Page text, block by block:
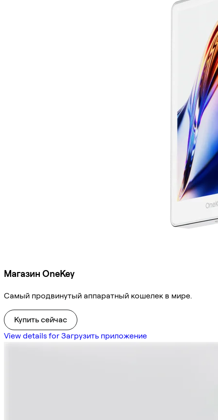
Магазин OneKey
Самый продвинутый аппаратный кошелек в мире.
Купить сейчас
View details for Загрузить приложение